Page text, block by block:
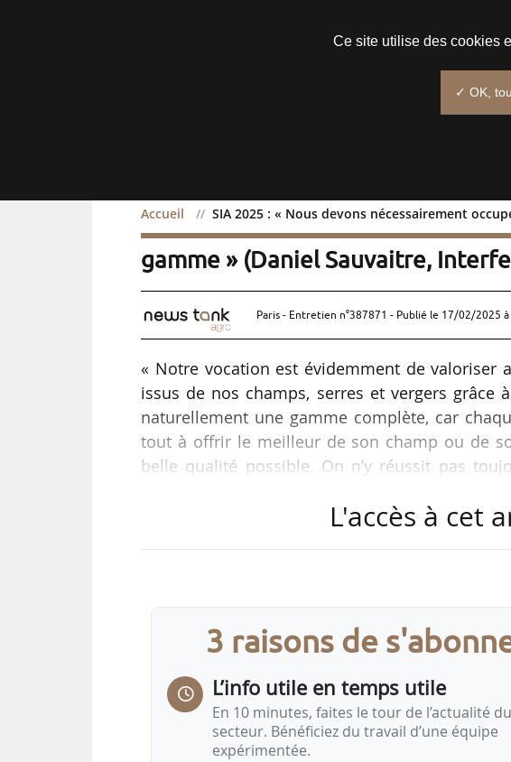
Accueil SIA 2025 : « Nous devons nécessairement
SIA 2025 : « Nous devons
gamme » (Daniel Sauvaitre,
Paris - Entretien n°387871 - Publié le 17/02/2025 à
« Notre vocation est évidemment de valoriser
issus de nos champs, serres et vergers grâce
naturellement une gamme complète, car
tout à offrir le meilleur de son champ ou de
belle qualité possible. On n’y réussit pas
par les consommateurs. Pour tout
L'accès à cet
3 raisons de
L’info utile en temps utile
En 10 minutes, faites le tour de l’actualité du
secteur. Bénéficiez du travail d’une équipe
expérimentée.
Ce site utilise des cookies
✓ OK,